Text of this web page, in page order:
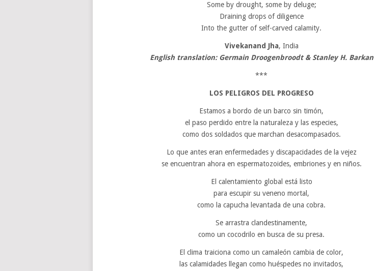
Some by drought, some by deluge;
Draining drops of diligence
Into the gutter of self-carved calamity.
Vivekanand Jha, India
English translation: Germain Droogenbroodt & Stanley H. Barkan
***
LOS PELIGROS DEL PROGRESO
Estamos a bordo de un barco sin timón,
el paso perdido entre la naturaleza y las especies,
como dos soldados que marchan desacompasados.
Lo que antes eran enfermedades y discapacidades de la vejez
se encuentran ahora en espermatozoides, embriones y en niños.
El calentamiento global está listo
para escupir su veneno mortal,
como la capucha levantada de una cobra.
Se arrastra clandestinamente,
como un cocodrilo en busca de su presa.
El clima traiciona como un camaleón cambia de color,
las calamidades llegan como huéspedes no invitados,